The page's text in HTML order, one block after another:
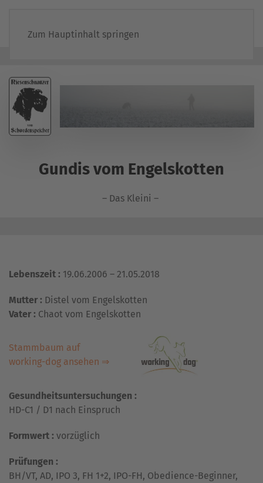
Zum Hauptinhalt springen
Gundis vom Engelskotten
– Das Kleini –
Lebenszeit : 19.06.2006 – 21.05.2018
Mutter : Distel vom Engelskotten
Vater : Chaot vom Engelskotten
Stammbaum auf
working-dog ansehen ⇒
Gesundheitsuntersuchungen :
HD-C1 / D1 nach Einspruch
Formwert : vorzüglich
Prüfungen :
BH/VT, AD, IPO 3, FH 1+2, IPO-FH, Obedience-Beginner,